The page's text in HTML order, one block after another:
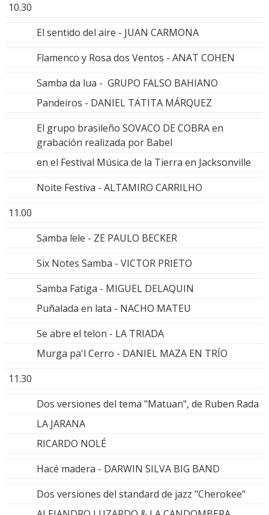
10.30
El sentido del aire - JUAN CARMONA
Flamenco y Rosa dos Ventos - ANAT COHEN
Samba da lua - GRUPO FALSO BAHIANO
Pandeiros - DANIEL TATITA MÁRQUEZ
El grupo brasileño SOVACO DE COBRA en
grabación realizada por Babel
en el Festival Música de la Tierra en Jacksonville
Noite Festiva - ALTAMIRO CARRILHO
11.00
Samba lele - ZE PAULO BECKER
Six Notes Samba - VICTOR PRIETO
Samba Fatiga - MIGUEL DELAQUIN
Puñalada en lata - NACHO MATEU
Se abre el telon - LA TRIADA
Murga pa'l Cerro - DANIEL MAZA EN TRÍO
11.30
Dos versiones del tema "Matuan", de Ruben Rada
LA JARANA
RICARDO NOLÉ
Hacé madera - DARWIN SILVA BIG BAND
Dos versiones del standard de jazz "Cherokee"